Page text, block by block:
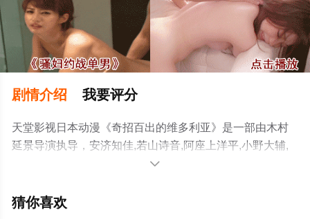
剧情介绍 我要评分
天堂影视日本动漫《奇招百出的维多利亚》是一部由木村
延景导演执导，安济知佳,若山诗音,阿座上洋平,小野大辅,
潘惠美,古川慎,逢坂良太,小野贤章,野岛健儿,秋保佐永子,家
减完整版动漫全集就上天堂电影网，更多相关信息可移步

猜你喜欢